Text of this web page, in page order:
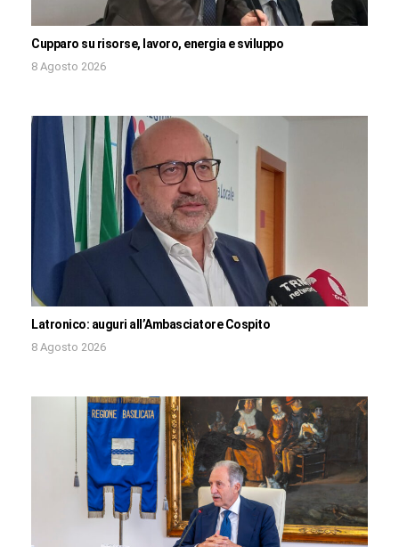
Cupparo su risorse, lavoro, energia e sviluppo
8 Agosto 2026
Latronico: auguri all’Ambasciatore Cospito
8 Agosto 2026